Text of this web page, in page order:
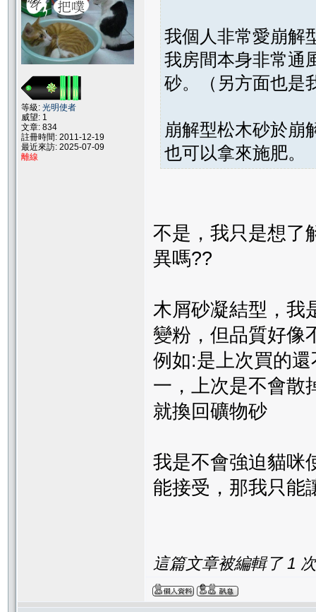
等級: 光明使者
威望: 1
文章: 834
註冊時間: 2011-12-19
最近來訪: 2025-07-09
離線
我個人非常愛崩解
我房間本身非常通
砂。（另方面也是
崩解型松木砂於崩
也可以拿來施肥。
不是，我只是想了
異嗎??
木屑砂凝結型，我
變粉，但品質好像
例如:是上次買的
一，上次是不會散
就換回礦物砂
我是不會強迫貓咪
能接受，那我只能
這篇文章被編輯了 1